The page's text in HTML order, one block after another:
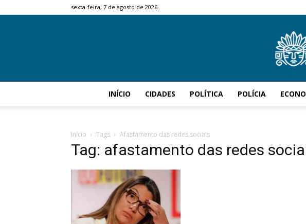
sexta-feira, 7 de agosto de 2026.
INÍCIO CIDADES POLÍTICA POLÍCIA
Início Tags Afastamento das redes sociais
Tag: afastamento das redes